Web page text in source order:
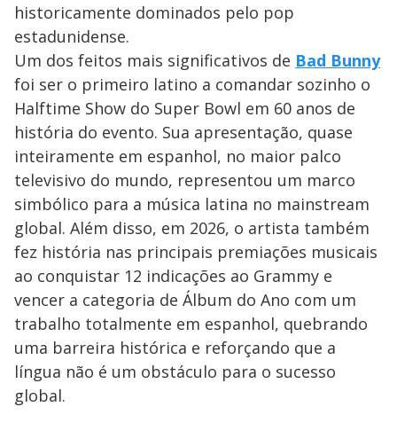
historicamente dominados pelo pop
estadunidense.
Um dos feitos mais significativos de Bad Bunny
foi ser o primeiro latino a comandar sozinho o
Halftime Show do Super Bowl em 60 anos de
história do evento. Sua apresentação, quase
inteiramente em espanhol, no maior palco
televisivo do mundo, representou um marco
simbólico para a música latina no mainstream
global. Além disso, em 2026, o artista também
fez história nas principais premiações musicais
ao conquistar 12 indicações ao Grammy e
vencer a categoria de Álbum do Ano com um
trabalho totalmente em espanhol, quebrando
uma barreira histórica e reforçando que a
língua não é um obstáculo para o sucesso
global.